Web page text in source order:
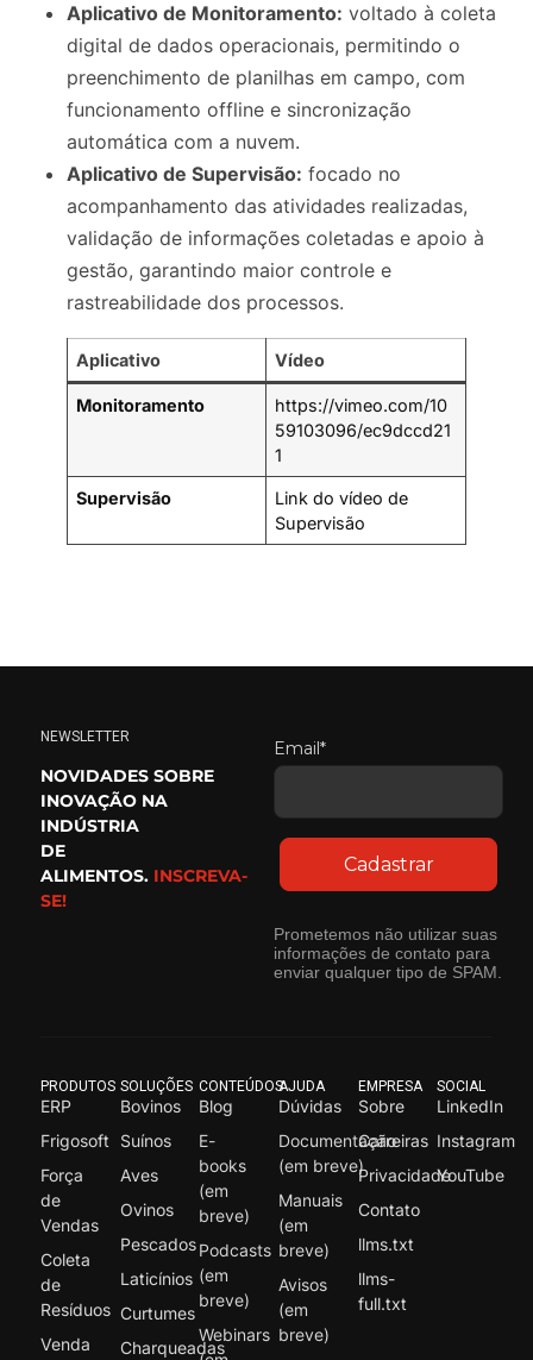
Aplicativo de Monitoramento: voltado à coleta
digital de dados operacionais, permitindo o
preenchimento de planilhas em campo, com
funcionamento offline e sincronização
automática com a nuvem.
Aplicativo de Supervisão: focado no
acompanhamento das atividades realizadas,
validação de informações coletadas e apoio à
gestão, garantindo maior controle e
rastreabilidade dos processos.
Aplicativo Vídeo
Monitoramento
https://vimeo.com/10
59103096/ec9dccd21
1
Supervisão
Link do vídeo de
Supervisão
NEWSLETTER
NOVIDADES SOBRE
INOVAÇÃO NA
INDÚSTRIA
DE
ALIMENTOS. INSCREVA-
SE!
Email*
Cadastrar
Prometemos não utilizar suas
informações de contato para
enviar qualquer tipo de SPAM.
PRODUTOS
ERP
Frigosoft
Força
de
Vendas
Coleta
de
Resíduos
Venda
SOLUÇÕES
Bovinos
Suínos
Aves
Ovinos
Pescados
Laticínios
Curtumes
Charqueadas
CONTEÚDOS
Blog
E-
books
(em
breve)
Podcasts
(em
breve)
Webinars
AJUDA
Dúvidas
Documentação
(em breve)
Manuais
(em
breve)
Avisos
(em
breve)
EMPRESA
Sobre
Carreiras
Privacidade
Contato
llms.txt
llms-
full.txt
SOCIAL
LinkedIn
Instagram
YouTube